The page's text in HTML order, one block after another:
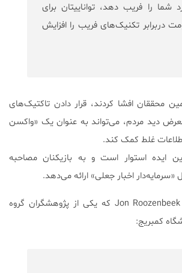
شما را فریب دهد، تواناییتان برای
دربرابر تکنیک‌های فریب را افزایش
محققان افشا کردند، قرار دادن تاکتیک‌های
دید مردم، می‌تواند به عنوان یک «واکسن
غلط کمک کند.
ایده استوار است و به بازیکنان مصاحبه
اخبار جعلی» ارائه می‌دهد.
یکی از طراحان بازی، Jon Roozenbeek که یکی از پژوهشگران گروه
کمبریج: